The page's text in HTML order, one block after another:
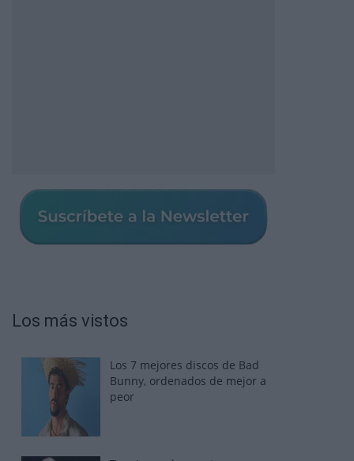
Los más vistos
Los 7 mejores discos de Bad
Bunny, ordenados de mejor a
peor